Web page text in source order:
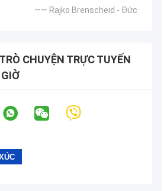
—— Rajko Brenscheid - Đức
CHUYỆN TRỰC TUYẾN